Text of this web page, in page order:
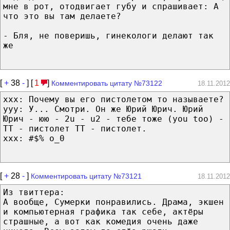
мне в рот, отодвигает губу и спрашивает: А
что это вы там делаете?
- Бля, не поверишь, гинекологи делают так
же
[+ 38 - ] [ 1 ] Комментировать цитату №73122 18.11.2012
xxx: Почему вы его пистолетом то называете?
yyy: У... Смотри. Он же Юрий Юрич. Юрий
Юрич - юю - 2u - u2 - тебе тоже (you too) -
ТТ - пистолет ТТ - пистолет.
xxx: #$% o_0
[+ 28 - ] Комментировать цитату №73121 18.11.2012
Из твиттера:
А вообще, Сумерки понравились. Драма, экшен
и компьютерная графика так себе, актёры
страшные, а вот как комедия очень даже